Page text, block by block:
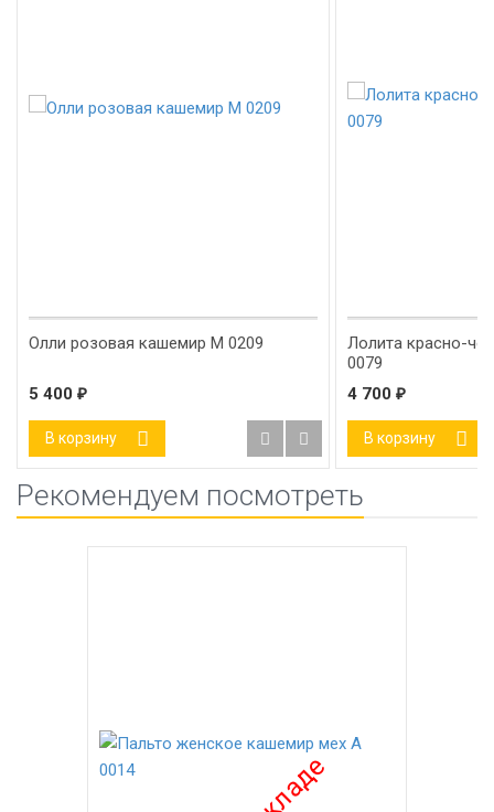
Олли розовая кашемир М 0209
5 400 ₽
В корзину
Лолита красно-
0079
4 700 ₽
В корзину
Рекомендуем посмотреть